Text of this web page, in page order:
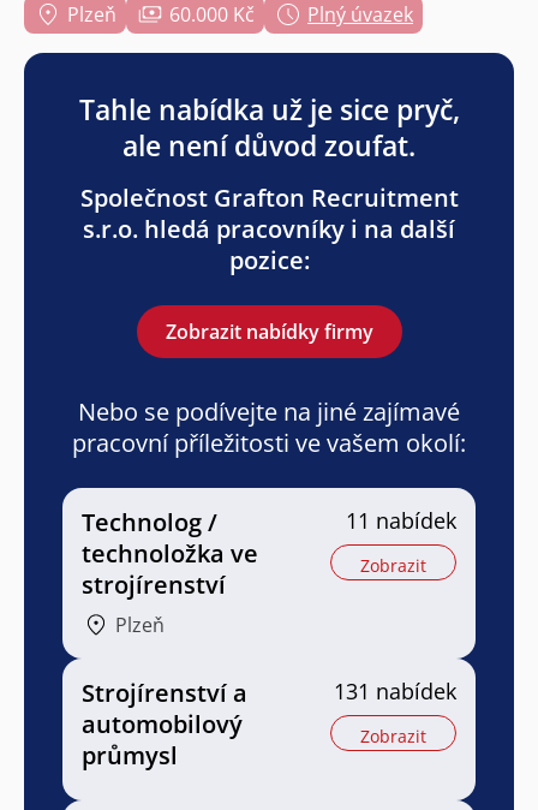
Plzeň 60.000 Kč Plný úvazek
Tahle nabídka už je sice pryč,
ale není důvod zoufat.
Společnost Grafton Recruitment
s.r.o. hledá pracovníky i na další
pozice:
Zobrazit nabídky firmy
Nebo se podívejte na jiné zajímavé
pracovní příležitosti ve vašem okolí:
Technolog /
technoložka ve
strojírenství
Plzeň
11 nabídek
Zobrazit
Strojírenství a
automobilový
průmysl
131 nabídek
Zobrazit